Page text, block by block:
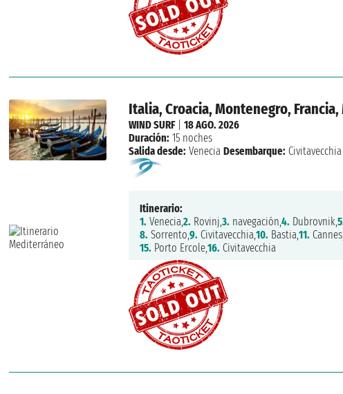
Italia, Croacia, Montenegro, Francia,
WIND SURF|18 AGO. 2026
Duración: 15 noches
Salida desde: Venecia Desembarque: Civitavecchia
Itinerario:
1. Venecia,2. Rovinj,3. navegación,4. Dubrovnik,
8. Sorrento,9. Civitavecchia,10. Bastia,11.
15. Porto Ercole,16. Civitavecchia